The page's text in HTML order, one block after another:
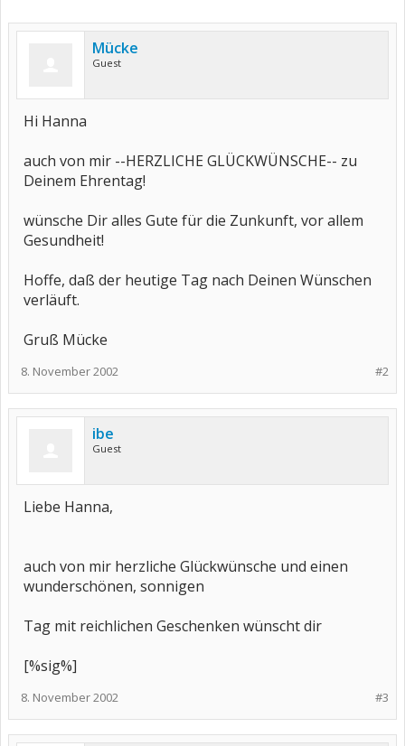
Mücke
Guest
Hi Hanna
auch von mir --HERZLICHE GLÜCKWÜNSCHE-- zu
Deinem Ehrentag!
wünsche Dir alles Gute für die Zunkunft, vor allem
Gesundheit!
Hoffe, daß der heutige Tag nach Deinen Wünschen
verläuft.
Gruß Mücke
#2
8. November 2002
ibe
Guest
Liebe Hanna,
auch von mir herzliche Glückwünsche und einen
wunderschönen, sonnigen
Tag mit reichlichen Geschenken wünscht dir
[%sig%]
#3
8. November 2002